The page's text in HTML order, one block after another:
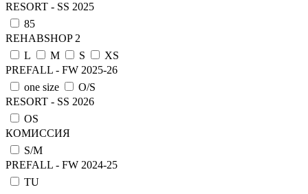
RESORT - SS 2025
85
REHABSHOP 2
L
M S
XS
PREFALL - FW 2025-26
one size
О/S
RESORT - SS 2026
OS
КОМИССИЯ
S/M
PREFALL - FW 2024-25
TU